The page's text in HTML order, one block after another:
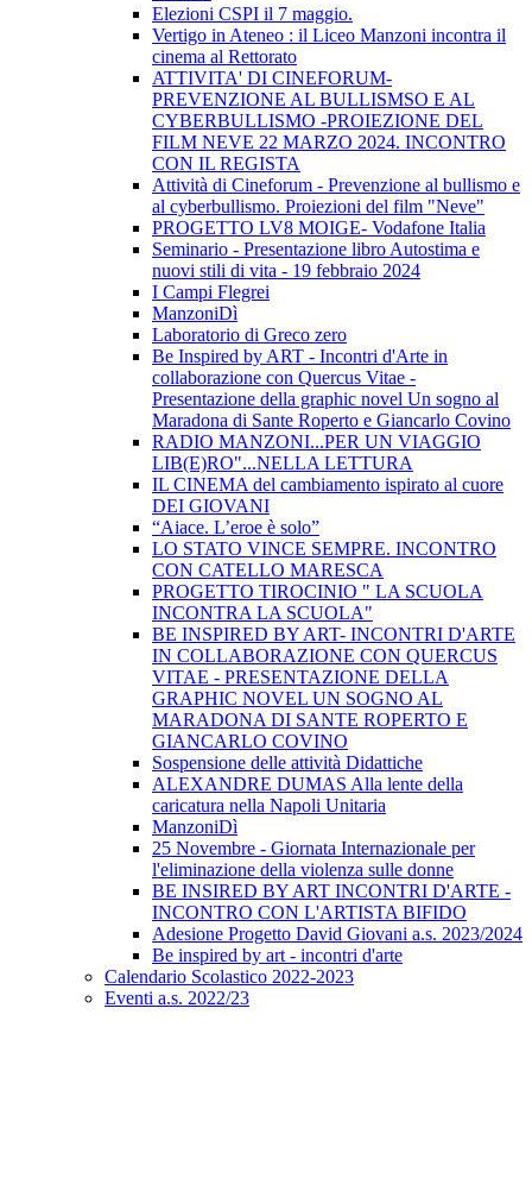
Elezioni CSPI il 7 maggio.
Vertigo in Ateneo : il Liceo Manzoni incontra il
cinema al Rettorato
ATTIVITA' DI CINEFORUM-
PREVENZIONE AL BULLISMSO E AL
CYBERBULLISMO -PROIEZIONE DEL
FILM NEVE 22 MARZO 2024. INCONTRO
CON IL REGISTA
Attività di Cineforum - Prevenzione al bullismo e
al cyberbullismo. Proiezioni del film "Neve"
PROGETTO LV8 MOIGE- Vodafone Italia
Seminario - Presentazione libro Autostima e
nuovi stili di vita - 19 febbraio 2024
I Campi Flegrei
ManzoniDì
Laboratorio di Greco zero
Be Inspired by ART - Incontri d'Arte in
collaborazione con Quercus Vitae -
Presentazione della graphic novel Un sogno al
Maradona di Sante Roperto e Giancarlo Covino
RADIO MANZONI...PER UN VIAGGIO
LIB(E)RO"...NELLA LETTURA
IL CINEMA del cambiamento ispirato al cuore
DEI GIOVANI
“Aiace. L’eroe è solo”
LO STATO VINCE SEMPRE. INCONTRO
CON CATELLO MARESCA
PROGETTO TIROCINIO " LA SCUOLA
INCONTRA LA SCUOLA"
BE INSPIRED BY ART- INCONTRI D'ARTE
IN COLLABORAZIONE CON QUERCUS
VITAE - PRESENTAZIONE DELLA
GRAPHIC NOVEL UN SOGNO AL
MARADONA DI SANTE ROPERTO E
GIANCARLO COVINO
Sospensione delle attività Didattiche
ALEXANDRE DUMAS Alla lente della
caricatura nella Napoli Unitaria
ManzoniDì
25 Novembre - Giornata Internazionale per
l'eliminazione della violenza sulle donne
BE INSIRED BY ART INCONTRI D'ARTE -
INCONTRO CON L'ARTISTA BIFIDO
Adesione Progetto David Giovani a.s. 2023/2024
Be inspired by art - incontri d'arte
Calendario Scolastico 2022-2023
Eventi a.s. 2022/23